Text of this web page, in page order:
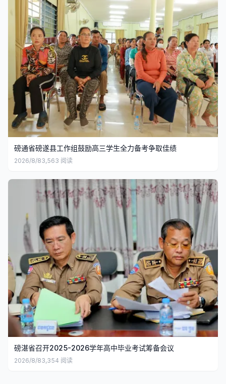
磅通省磅遂县工作组鼓励高三学生全力备考争取佳绩
2026/8/83,563 阅读
磅湛省召开2025-2026学年高中毕业考试筹备会议
2026/8/83,354 阅读